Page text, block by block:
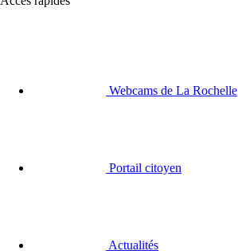
Webcams de La Rochelle
Portail citoyen
Actualités